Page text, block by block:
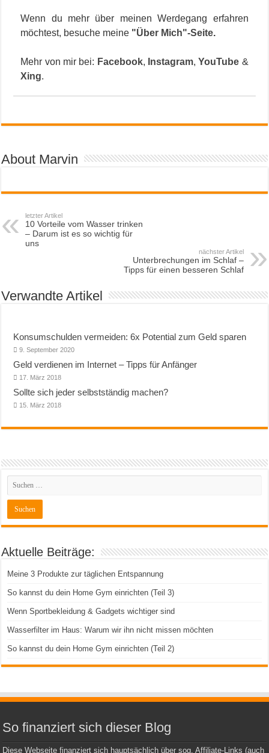
Wenn du mehr über meinen Werdegang erfahren
möchtest, besuche meine "Über Mich"-Seite.
Mehr von mir bei: Facebook, Instagram,YouTube &
Xing.
About Marvin
letzter Artikel
10 Vorteile vom Wasser trinken
– Darum ist es so wichtig für
uns
nächster Artikel
Unterbrechungen im Schlaf –
Tipps für einen besseren Schlaf
Verwandte Artikel
Konsumschulden vermeiden: 6x Potential zum Geld sparen
9. September 2020
Geld verdienen im Internet – Tipps für Anfänger
17. März 2018
Sollte sich jeder selbstständig machen?
15. März 2018
Aktuelle Beiträge:
Meine 3 Produkte zur täglichen Entspannung
So kannst du dein Home Gym einrichten (Teil 3)
Wenn Sportbekleidung & Gadgets wichtiger sind
Wasserfilter im Haus: Warum wir ihn nicht missen möchten
So kannst du dein Home Gym einrichten (Teil 2)
So finanziert sich dieser Blog
Diese Webseite finanziert sich hauptsächlich über sog. Affiliate-Links (auch